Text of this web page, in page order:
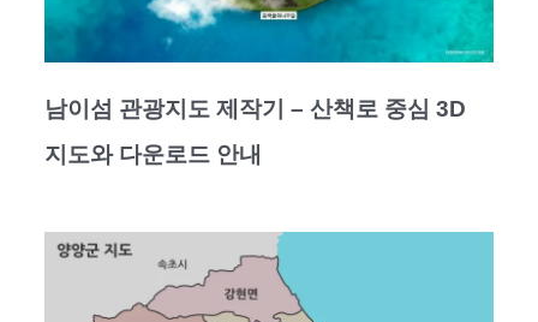
남이섬 관광지도 제작기 – 산책로 중심 3D
지도와 다운로드 안내